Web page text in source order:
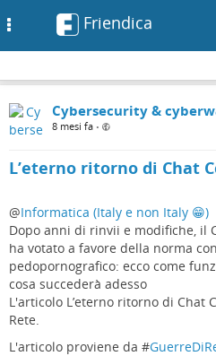
Friendica
Cybersecurity &
8 mesi fa •
L’eterno ritorno di Chat
@Informatica (Italy e non Italy 😁)
Dopo anni di rinvii e modifiche, il
ha votato a favore della norma
pedopornografico: ecco come
cosa succederà adesso
L'articolo L’eterno ritorno di Chat
Rete.
L'articolo proviene da #